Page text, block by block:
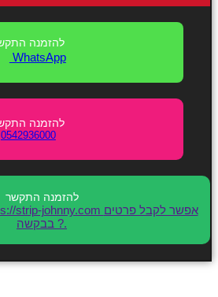
WhatsApp
0542936000
בבקשה ?.